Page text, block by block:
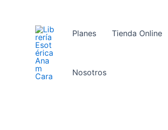
Planes Tienda Online
Nosotros